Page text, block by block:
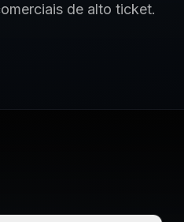
de alto ticket.